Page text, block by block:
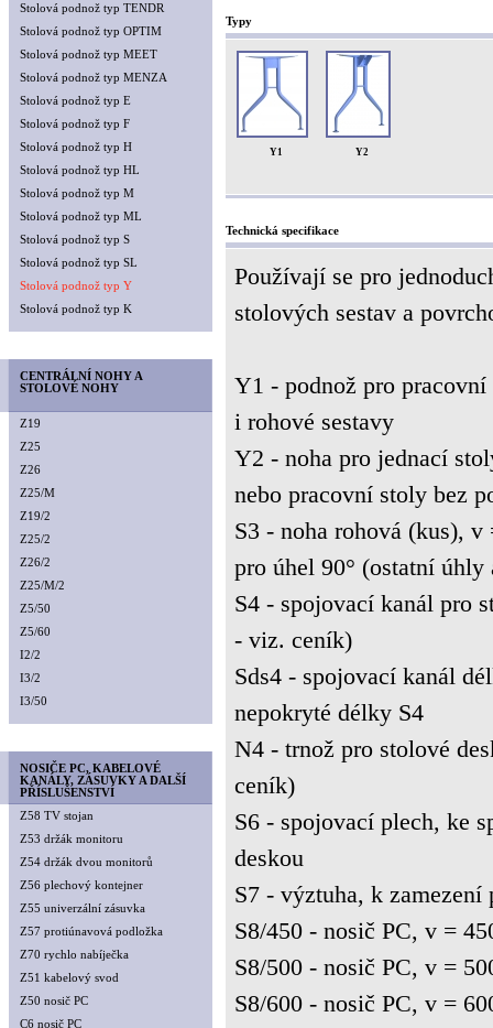
Stolová podnož typ TENDR
Stolová podnož typ OPTIM
Stolová podnož typ MEET
Stolová podnož typ MENZA
Stolová podnož typ E
Stolová podnož typ F
Stolová podnož typ H
Stolová podnož typ HL
Stolová podnož typ M
Stolová podnož typ ML
Stolová podnož typ S
Stolová podnož typ SL
Stolová podnož typ Y
Stolová podnož typ K
CENTRÁLNÍ NOHY A
STOLOVÉ NOHY
Z19
Z25
Z26
Z25/M
Z19/2
Z25/2
Z26/2
Z25/M/2
Z5/50
Z5/60
I2/2
I3/2
I3/50
NOSIČE PC, KABELOVÉ
KANÁLY, ZÁSUVKY A DALŠÍ
PŘÍSLUŠENSTVÍ
Z58 TV stojan
Z53 držák monitoru
Z54 držák dvou monitorů
Z56 plechový kontejner
Z55 univerzální zásuvka
Z57 protiúnavová podložka
Z70 rychlo nabíječka
Z51 kabelový svod
Z50 nosič PC
C6 nosič PC
Typy
Y1 Y2
Technická specifikace
Používají se pro
stolových sestav a
Y1 - podnož pro
i rohové sestavy
Y2 - noha pro jednací
nebo pracovní stoly bez
S3 - noha rohová (kus),
pro úhel 90° (ostatní
S4 - spojovací kanál pro
- viz. ceník)
Sds4 - spojovací kanál
nepokryté délky S4
N4 - trnož pro stolové
ceník)
S6 - spojovací plech, ke
deskou
S7 - výztuha, k
S8/450 - nosič PC, v =
S8/500 - nosič PC, v =
S8/600 - nosič PC, v =